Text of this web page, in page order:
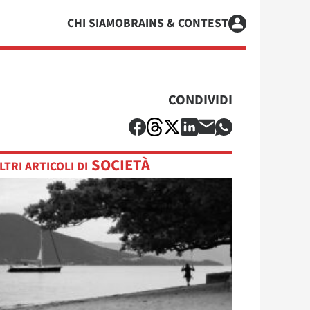
CHI SIAMOBRAINS & CONTEST
CONDIVIDI
ARTICOLI DI SOCIETÀ